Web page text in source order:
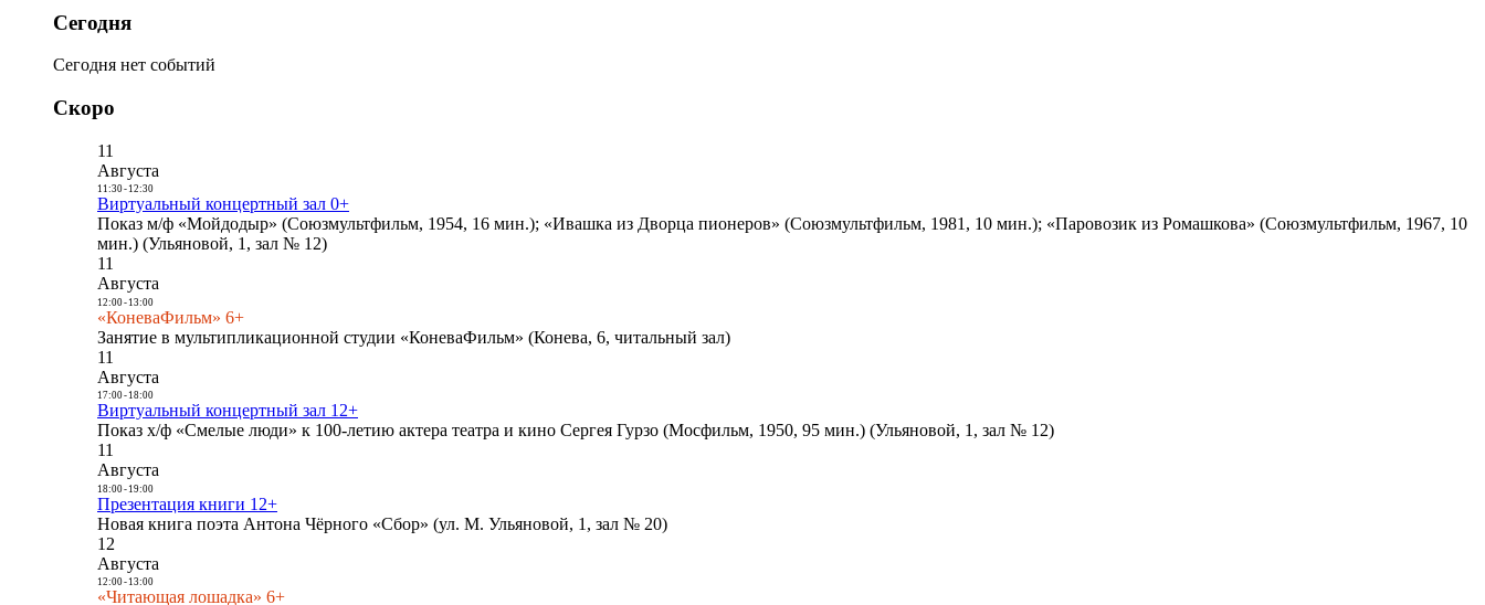
Сегодня
Сегодня нет событий
Скоро
11
Августа
11:30- 12:30
Виртуальный концертный зал 0+
Показ м/ф «Мойдодыр» (Союзмультфильм, 1954, 16 мин.); «Ивашка из Дворца пионеров» (Союзмультфильм, 1981, 10 мин.); «Паровозик из Ромашкова» (Союзмультфильм, 1967, 10
мин.) (Ульяновой, 1, зал № 12)
11
Августа
12:00- 13:00
«КоневаФильм» 6+
Занятие в мультипликационной студии «КоневаФильм» (Конева, 6, читальный зал)
11
Августа
17:00- 18:00
Виртуальный концертный зал 12+
Показ х/ф «Смелые люди» к 100-летию актера театра и кино Сергея Гурзо (Мосфильм, 1950, 95 мин.) (Ульяновой, 1, зал № 12)
11
Августа
18:00- 19:00
Презентация книги 12+
Новая книга поэта Антона Чёрного «Сбор» (ул. М. Ульяновой, 1, зал № 20)
12
Августа
12:00- 13:00
«Читающая лошадка» 6+